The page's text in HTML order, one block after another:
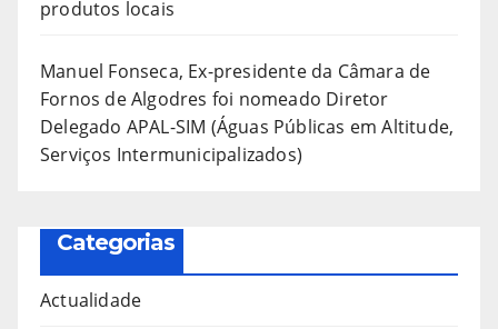
produtos locais
Manuel Fonseca, Ex-presidente da Câmara de
Fornos de Algodres foi nomeado Diretor
Delegado APAL-SIM (Águas Públicas em Altitude,
Serviços Intermunicipalizados)
Categorias
Actualidade